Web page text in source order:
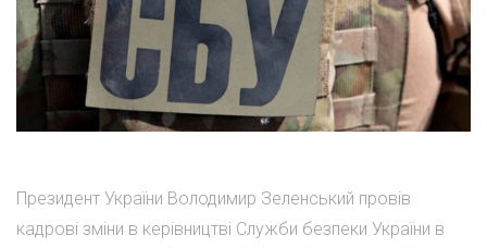
Президент України Володимир Зеленський провів
кадрові зміни в керівництві Служби безпеки України в